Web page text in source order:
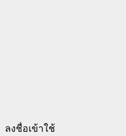
ลงชื่อเข้าใช้